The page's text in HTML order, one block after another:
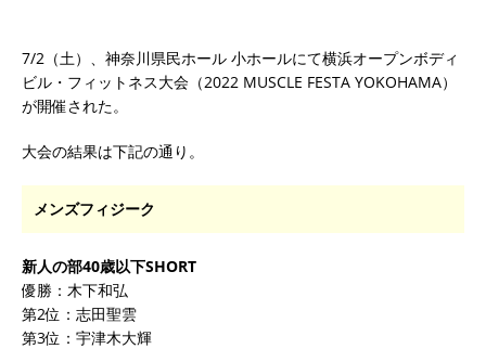
7/2（土）、神奈川県民ホール 小ホールにて横浜オープンボディ
ビル・フィットネス大会（2022 MUSCLE FESTA YOKOHAMA）
が開催された。
大会の結果は下記の通り。
メンズフィジーク
新人の部40歳以下SHORT
優勝：木下和弘
第2位：志田聖雲
第3位：宇津木大輝